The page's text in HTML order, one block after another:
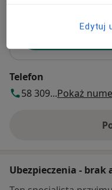
Dostępność
Telefon
58 309...Pokaż
Ubezpieczenia - brak
Edytuj